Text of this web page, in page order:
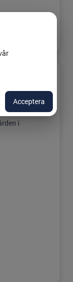
i
Acceptera